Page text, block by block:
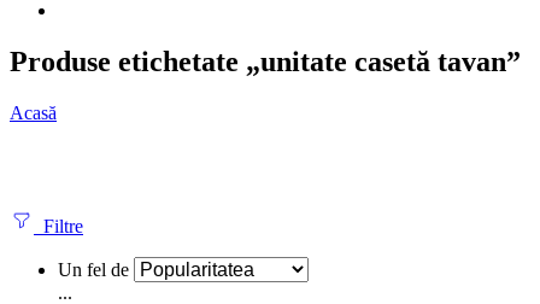
Produse etichetate „unitate casetă tavan”
Acasă
Filtre
Un fel de
...